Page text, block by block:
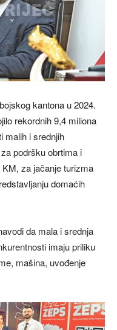
kantona u 2024.
rekordnih 9,4 miliona
malih i srednjih
podršku obrtima i
za jačanje turizma
domaćih
da mala i srednja
imaju priliku
mašina, uvođenje